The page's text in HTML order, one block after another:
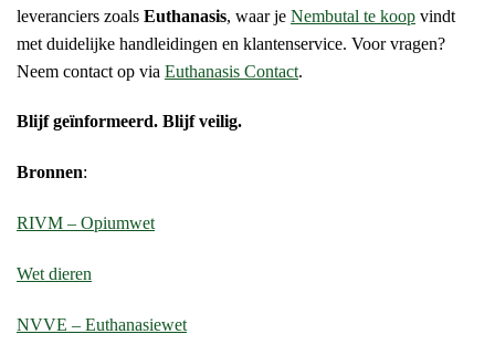
leveranciers zoals Euthanasis, waar je Nembutal te koop vindt
met duidelijke handleidingen en klantenservice. Voor vragen?
Neem contact op via Euthanasis Contact.
Blijf geïnformeerd. Blijf veilig.
Bronnen:
RIVM – Opiumwet
Wet dieren
NVVE – Euthanasiewet